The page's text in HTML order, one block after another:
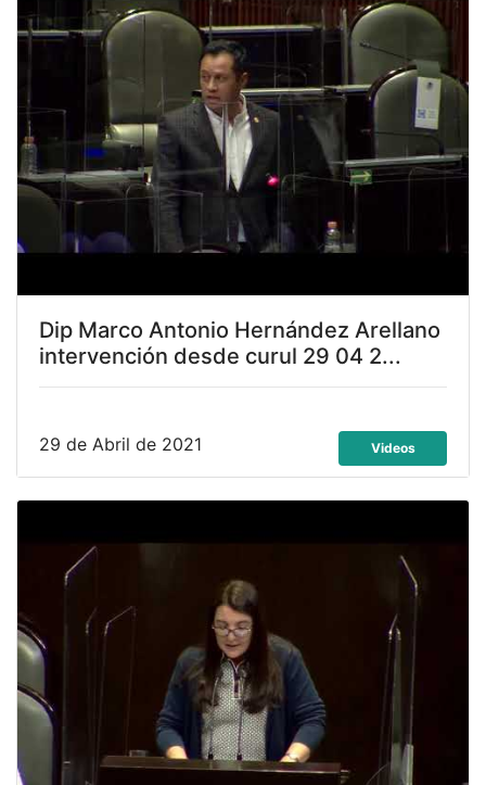
Dip Marco Antonio Hernández Arellano
intervención desde curul 29 04 2...
29 de Abril de 2021 Videos